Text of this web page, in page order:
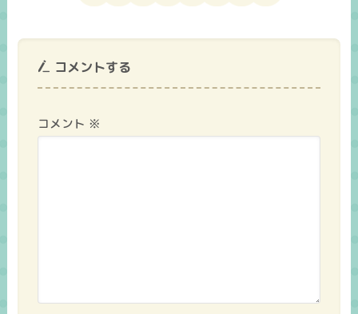
コメントする
コメント ※